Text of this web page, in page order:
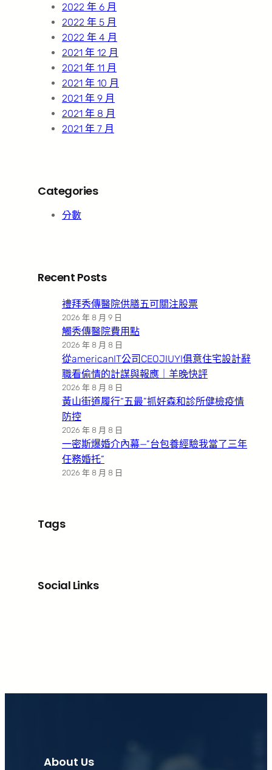
2022 年 6 月
2022 年 5 月
2022 年 4 月
2021 年 12 月
2021 年 11 月
2021 年 10 月
2021 年 9 月
2021 年 8 月
2021 年 7 月
Categories
分數
Recent Posts
禮拜秀傳醫院供膳五可關注股票
2026 年 8 月 9 日
觸秀傳醫院費用點
2026 年 8 月 8 日
從americanIT公司CEOJIUYI俱意住宅設計辭
職看偷情的計謀與報應｜羊晚快評
2026 年 8 月 8 日
黃山街道履行“五最”抓好森和診所健檢疫情
防控
2026 年 8 月 8 日
一密斯爆婚介內幕—”台包養經驗我當了三年
任務婚托”
2026 年 8 月 8 日
Tags
Social Links
About Us